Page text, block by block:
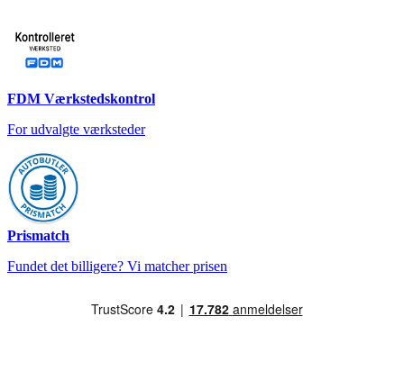
FDM Værkstedskontrol
For udvalgte værksteder
Prismatch
Fundet det billigere? Vi matcher prisen